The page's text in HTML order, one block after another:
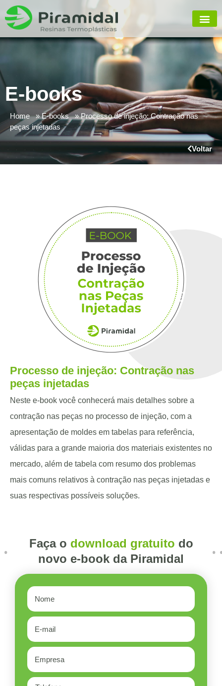
E-books
Home E-books
Processo de injeção: Contração nas
peças injetadas
Voltar
Processo de injeção: Contração nas
peças injetadas
Neste e-book você conhecerá mais detalhes sobre a
contração nas peças no processo de injeção, com a
apresentação de moldes em tabelas para referência,
válidas para a grande maioria dos materiais existentes no
mercado, além de tabela com resumo dos problemas
mais comuns relativos à contração nas peças injetadas e
suas respectivas possíveis soluções.
Faça o download gratuito do
novo e-book da Piramidal